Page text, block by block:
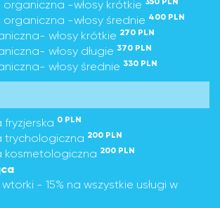
organiczna -włosy krótkie
organiczna -włosy średnie 400 PLN
włosy krótkie 270 PLN
włosy długie 370 PLN
włosy średnie 330 PLN
fryzjerska 0 PLN
trychologiczna 200 PLN
kosmetologiczna 200 PLN
- 15% na wszystkie usługi w